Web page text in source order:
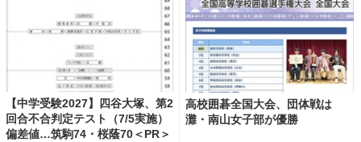
【中学受験2027】四谷大塚、第2
回合不合判定テスト（7/5実施）
偏差値…筑駒74・桜蔭70＜PR＞
高校囲碁全国大会、団体戦は
灘・南山女子部が優勝